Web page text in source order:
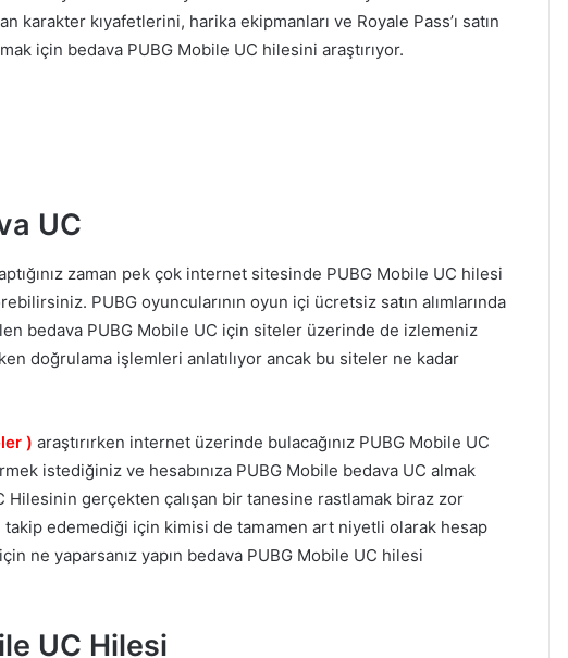
karakter kıyafetlerini, harika ekipmanları ve Royale Pass’ı satın
için bedava PUBG Mobile UC hilesini araştırıyor.
UC
zaman pek çok internet sitesinde PUBG Mobile UC hilesi
PUBG oyuncularının oyun içi ücretsiz satın alımlarında
bedava PUBG Mobile UC için siteler üzerinde de izlemeniz
doğrulama işlemleri anlatılıyor ancak bu siteler ne kadar
) araştırırken internet üzerinde bulacağınız PUBG Mobile UC
istediğiniz ve hesabınıza PUBG Mobile bedava UC almak
Hilesinin gerçekten çalışan bir tanesine rastlamak biraz zor
edemediği için kimisi de tamamen art niyetli olarak hesap
ne yaparsanız yapın bedava PUBG Mobile UC hilesi
UC Hilesi